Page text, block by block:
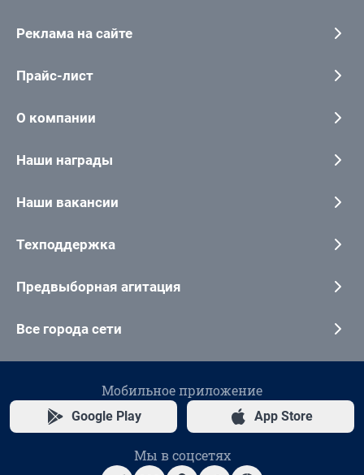
Реклама на сайте
Прайс-лист
О компании
Наши награды
Наши вакансии
Техподдержка
Предвыборная агитация
Все города сети
Мобильное приложение
Google Play App Store
Мы в соцсетях